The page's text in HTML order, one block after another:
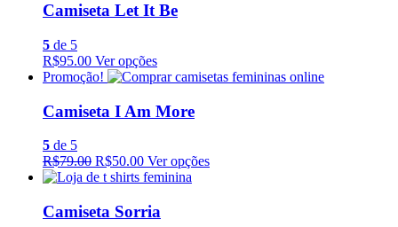
Camiseta Let It Be
5 de 5
R$95.00 Ver opções
Promoção!
Camiseta I Am More
5 de 5
R$79.00 R$50.00 Ver opções
Camiseta Sorria